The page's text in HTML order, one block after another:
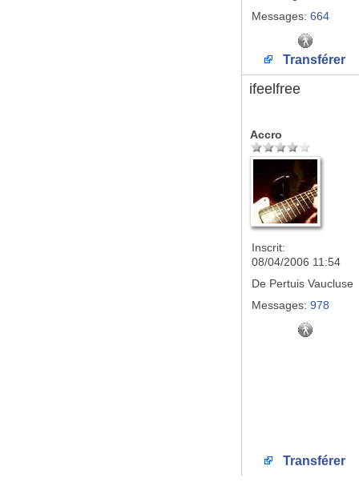
Messages: 664
Transférer
ifeelfree
Accro
Inscrit:
08/04/2006 11:54
De Pertuis Vaucluse
Messages: 978
Transférer